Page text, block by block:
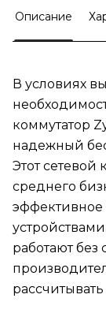
Описание
В условиях
коммутатор
надежный
Этот сетевой
среднего
работают